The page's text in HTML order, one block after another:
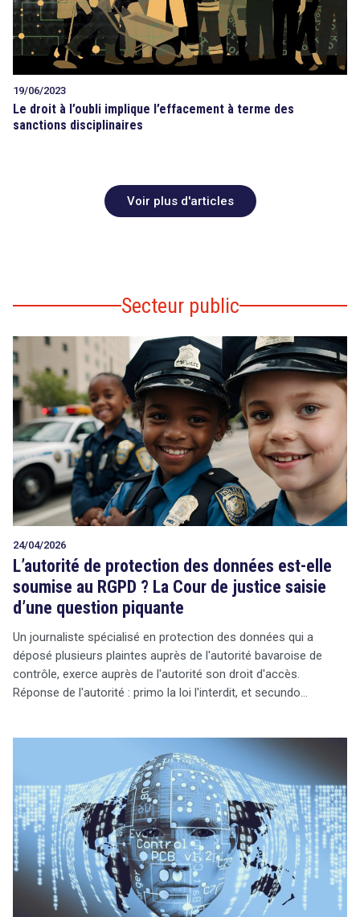
19/06/2023
Le droit à l’oubli implique l’effacement à terme des
sanctions disciplinaires
Voir plus d'articles
Secteur public
24/04/2026
L’autorité de protection des données est-elle
soumise au RGPD ? La Cour de justice saisie
d’une question piquante
Un journaliste spécialisé en protection des données qui a
déposé plusieurs plaintes auprès de l'autorité bavaroise de
contrôle, exerce auprès de l'autorité son droit d'accès.
Réponse de l'autorité : primo la loi l'interdit, et secundo…